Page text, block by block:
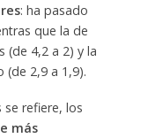
: ha pasado
que la de
(de 4,2 a 2) y la
(de 2,9 a 1,9).
refiere, los
más